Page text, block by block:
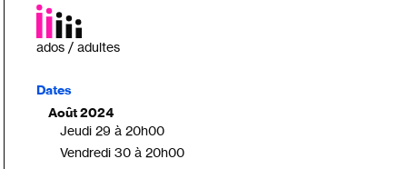
ados / adultes
Dates
Août 2024
Jeudi 29 à 20h00
Vendredi 30 à 20h00